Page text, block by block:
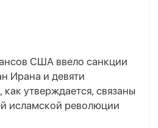
США ввело санкции
Ирана и девяти
утверждается, связаны
исламской революции